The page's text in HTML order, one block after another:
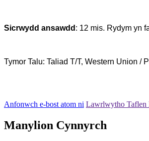
Sicrwydd ansawdd : 12 mis. Rydym yn
Tymor Talu: Taliad T/T, Western Union /
Anfonwch e-bost atom ni Lawrlwytho Taflen
Manylion Cynnyrch